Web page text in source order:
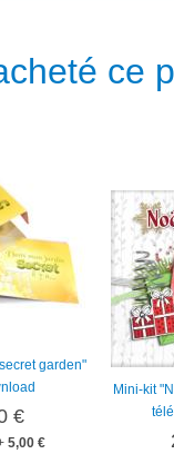
ce
garden"
€
5,00 €
Mini-kit